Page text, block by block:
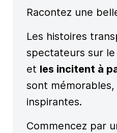
Racontez une
Les histoires
spectateurs sur
et les incitent à
sont
inspirantes.
Commencez par